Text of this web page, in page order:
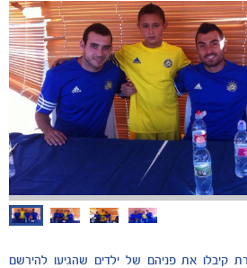
קיבלו את פניהם של ילדים שהגיעו להירשם